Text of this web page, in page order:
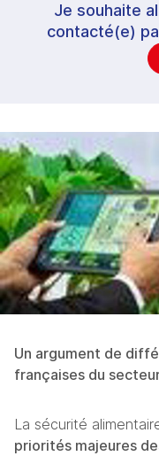
Je souhaite
contacté(e)
Un argument de
françaises du
priorités majeures